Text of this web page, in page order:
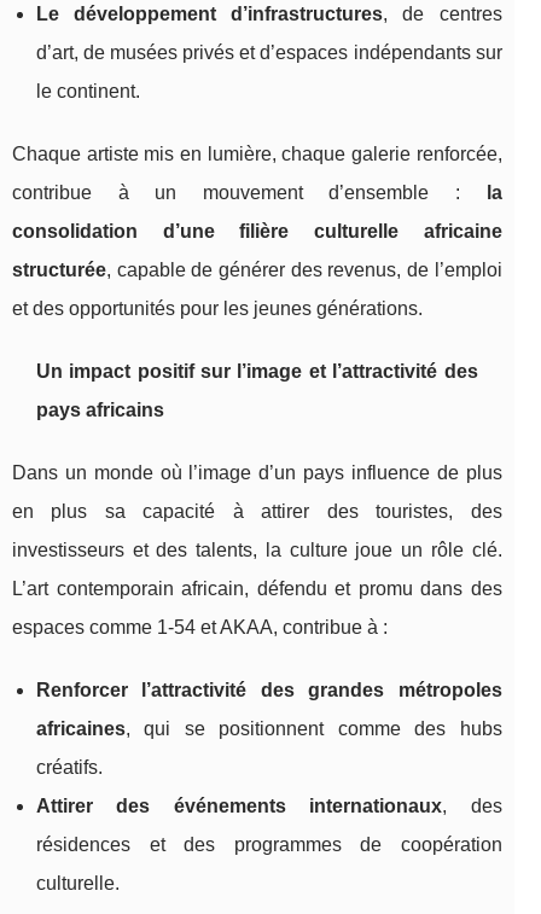
Le développement d’infrastructures, de centres
d’art, de musées privés et d’espaces indépendants sur
le continent.
Chaque artiste mis en lumière, chaque galerie renforcée,
contribue à un mouvement d’ensemble :
la
consolidation d’une filière culturelle africaine
structurée, capable de générer des revenus, de l’emploi
et des opportunités pour les jeunes générations.
Un impact positif sur l’image et l’attractivité des
pays africains
Dans un monde où l’image d’un pays influence de plus
en plus sa capacité à attirer des touristes, des
investisseurs et des talents, la culture joue un rôle clé.
L’art contemporain africain, défendu et promu dans des
espaces comme 1‑54 et AKAA, contribue à :
Renforcer l’attractivité des grandes métropoles
africaines, qui se positionnent comme des hubs
créatifs.
Attirer des événements internationaux, des
résidences et des programmes de coopération
culturelle.